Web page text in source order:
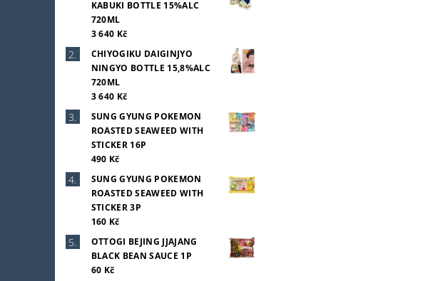
KABUKI BOTTLE 15%ALC
720ML
3 640 Kč
CHIYOGIKU DAIGINJYO
NINGYO BOTTLE 15,8%ALC
720ML
3 640 Kč
SUNG GYUNG POKEMON
ROASTED SEAWEED WITH
STICKER 16P
490 Kč
SUNG GYUNG POKEMON
ROASTED SEAWEED WITH
STICKER 3P
160 Kč
OTTOGI BEJING JJAJANG
BLACK BEAN SAUCE 1P
60 Kč